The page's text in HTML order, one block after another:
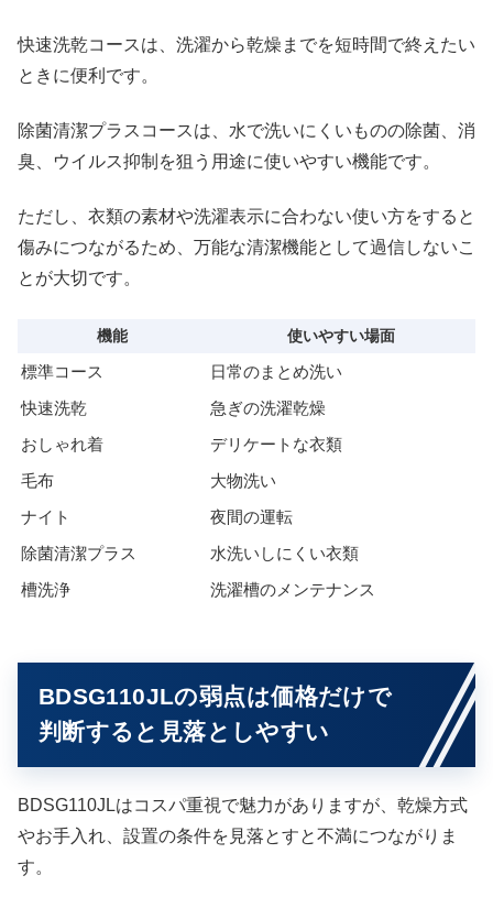
快速洗乾コースは、洗濯から乾燥までを短時間で終えたい
ときに便利です。
除菌清潔プラスコースは、水で洗いにくいものの除菌、消
臭、ウイルス抑制を狙う用途に使いやすい機能です。
ただし、衣類の素材や洗濯表示に合わない使い方をすると
傷みにつながるため、万能な清潔機能として過信しないこ
とが大切です。
機能 使いやすい場面
標準コース
日常のまとめ洗い
快速洗乾
急ぎの洗濯乾燥
おしゃれ着
デリケートな衣類
毛布
大物洗い
ナイト
夜間の運転
除菌清潔プラス
水洗いしにくい衣類
槽洗浄
洗濯槽のメンテナンス
BDSG110JLの弱点は価格だけで
判断すると見落としやすい
BDSG110JLはコスパ重視で魅力がありますが、乾燥方式
やお手入れ、設置の条件を見落とすと不満につながりま
す。